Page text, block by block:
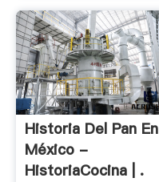
Historia Del Pan En
México -
HistoriaCocina | .